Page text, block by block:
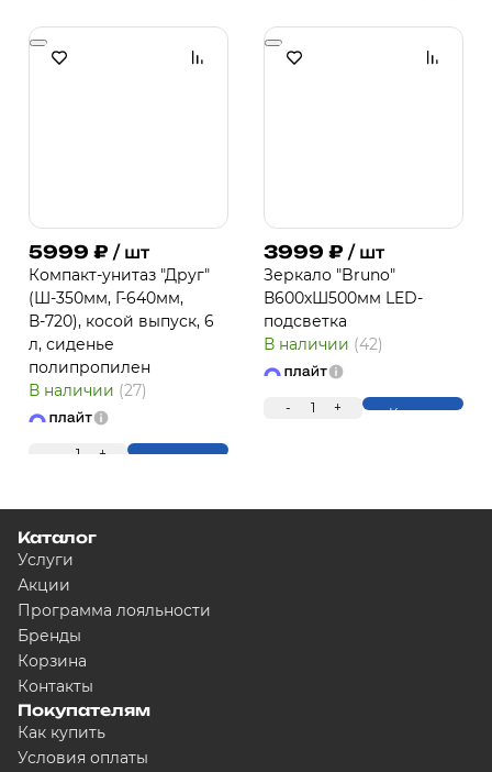
5999 ₽ / шт
Компакт-унитаз "Друг"
(Ш-350мм, Г-640мм,
В-720), косой выпуск, 6
л, сиденье
полипропилен
В наличии (27)
1 + Купить
3999 ₽ / шт
Зеркало "Bruno"
В600хШ500мм LED-
подсветка
В наличии (42)
- 1 + Купить
Каталог
Услуги
Акции
Программа лояльности
Бренды
Корзина
Контакты
Покупателям
Как купить
Условия оплаты